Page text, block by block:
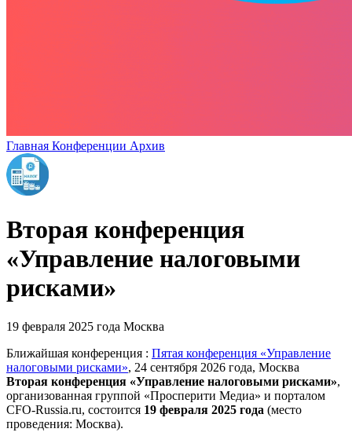
Главная Конференции Архив
Вторая конференция
«Управление налоговыми
рисками»
19 февраля 2025 года Москва
Ближайшая конференция : Пятая конференция «Управление
налоговыми рисками», 24 сентября 2026 года, Москва
Вторая конференция «Управление налоговыми рисками»,
организованная группой «Просперити Медиа» и порталом
CFO-Russia.ru, состоится 19 февраля 2025 года (место
проведения: Москва).